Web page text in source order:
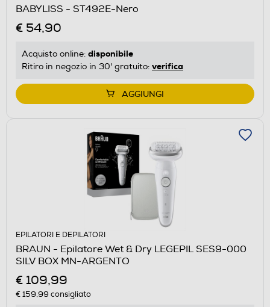
BABYLISS - ST492E-Nero
€ 54,90
Acquisto online: disponibile
Ritiro in negozio in 30' gratuito: verifica
AGGIUNGI
EPILATORI E DEPILATORI
BRAUN - Epilatore Wet & Dry LEGEPIL SES9-000
SILV BOX MN-ARGENTO
€ 109,99
€ 159,99 consigliato